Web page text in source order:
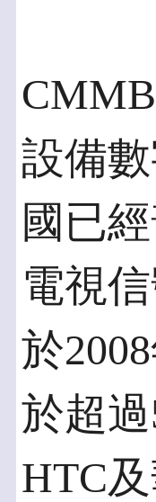
設備
國已
電視
於
於超
HTC